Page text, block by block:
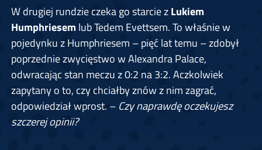
W drugiej rundzie czeka go starcie zLukiem
Humphriesem lub Tedem Evettsem. To właśnie w
pojedynku z Humphriesem – pięć lat temu – zdobył
poprzednie zwycięstwo w Alexandra Palace,
odwracając stan meczu z 0:2 na 3:2. Aczkolwiek
zapytany o to, czy chciałby znów z nim zagrać,
odpowiedział wprost. – Czy naprawdę oczekujesz
szczerej opinii?